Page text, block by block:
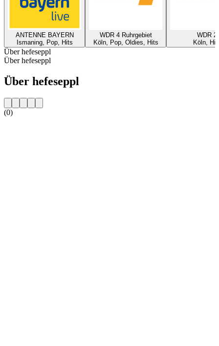
ANTENNE BAYERN
Ismaning, Pop, Hits
WDR 4 Ruhrgebiet
Köln, Pop, Oldies, Hits
WDR 2
Köln,
Über hefeseppl
Über hefeseppl
Über hefeseppl
(0)